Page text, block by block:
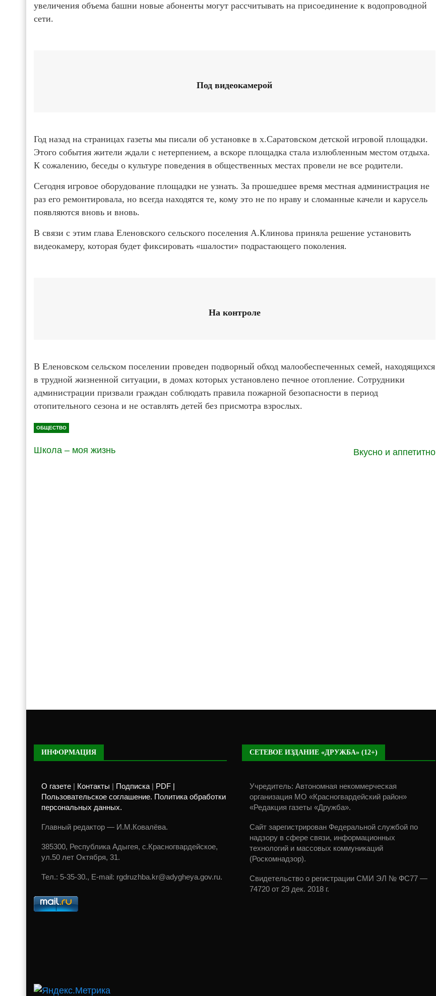
увеличения объема башни новые абоненты могут рассчитывать на присоединение к водопроводной
сети.
Под видеокамерой
Год назад на страницах газеты мы писали об установке в х.Саратовском детской игровой площадки.
Этого события жители ждали с нетерпением, а вскоре площадка стала излюбленным местом отдыха.
К сожалению, беседы о культуре поведения в общественных местах провели не все родители.
Сегодня игровое оборудование площадки не узнать. За прошедшее время местная администрация не
раз его ремонтировала, но всегда находятся те, кому это не по нраву и сломанные качели и карусель
появляются вновь и вновь.
В связи с этим глава Еленовского сельского поселения А.Клинова приняла решение установить
видеокамеру, которая будет фиксировать «шалости» подрастающего поколения.
На контроле
В Еленовском сельском поселении проведен подворный обход малообеспеченных семей, находящихся
в трудной жизненной ситуации, в домах которых установлено печное отопление. Сотрудники
администрации призвали граждан соблюдать правила пожарной безопасности в период
отопительного сезона и не оставлять детей без присмотра взрослых.
ОБЩЕСТВО
Школа – моя жизнь Вкусно и аппетитно
ИНФОРМАЦИЯ
О газете Контакты Подписка
PDF |
Пользовательское соглашение. Политика обработки
персональных данных.
Главный редактор — И.М.Ковалёва.
385300, Республика Адыгея, с.Красногвардейское,
ул.50 лет Октября, 31.
Тел.: 5-35-30., E-mail: rgdruzhba.kr@adygheya.gov.ru.
СЕТЕВОЕ ИЗДАНИЕ «ДРУЖБА» (12+)
Учредитель: Автономная некоммерческая
организация МО «Красногвардейский район»
«Редакция газеты «Дружба».
Сайт зарегистрирован Федеральной службой по
надзору в сфере связи, информационных
технологий и массовых коммуникаций
(Роскомнадзор).
Свидетельство о регистрации СМИ ЭЛ № ФС77 —
74720 от 29 дек. 2018 г.